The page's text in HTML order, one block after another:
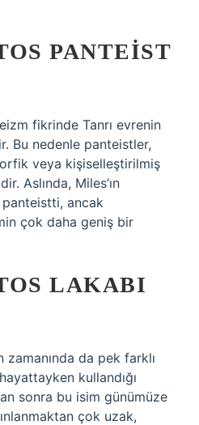
PANTEIST
fikrinde Tanrı evrenin
Bu nedenle panteistler,
veya kişiselleştirilmiş
Aslında, Miles’ın
panteistti, ancak
çok daha geniş bir
LAKABI
zamanında da pek farklı
kullandığı
sonra bu isim günümüze
çok uzak,